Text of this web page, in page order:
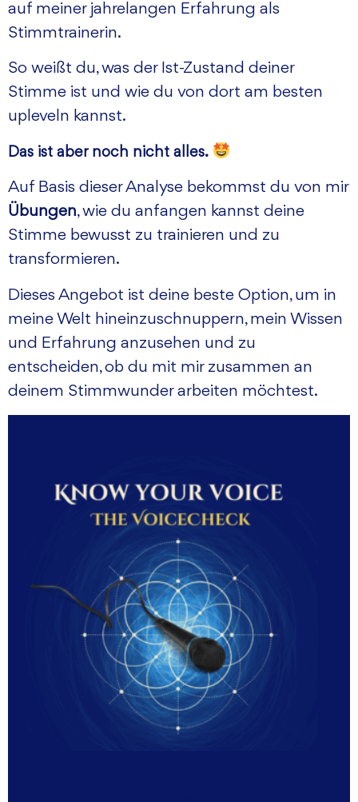
auf meiner jahrelangen Erfahrung als
Stimmtrainerin.
So weißt du, was der Ist-Zustand deiner
Stimme ist und wie du von dort am besten
upleveln kannst.
Das ist aber noch nicht alles.
Auf Basis dieser Analyse bekommst du von mir
Übungen, wie du anfangen kannst deine
Stimme bewusst zu trainieren und zu
transformieren.
Dieses Angebot ist deine beste Option, um in
meine Welt hineinzuschnuppern, mein Wissen
und Erfahrung anzusehen und zu
entscheiden, ob du mit mir zusammen an
deinem Stimmwunder arbeiten möchtest.